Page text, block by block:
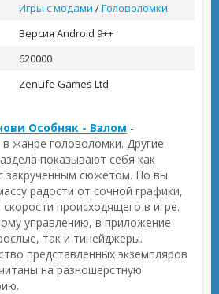
Игры с модами /Головоломки
Версия Android 9++
620000
ZenLife Games Ltd
Особняк - Взлом -
жанре головоломки. Другие
показывают себя как
закрученным сюжетом. Но вы
радости от сочной графики,
происходящего в игре.
управлению, в приложение
так и тинейджеры.
представленных экземпляров
на разношерстную